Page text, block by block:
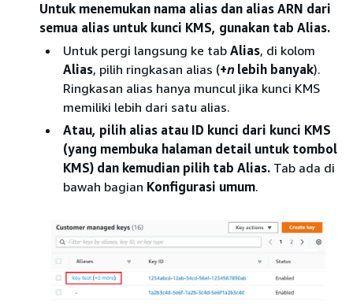
Untuk menemukan nama alias dan alias ARN dari
semua alias untuk kunci KMS, gunakan tab Alias.
Untuk pergi langsung ke tab Alias, di kolom
Alias, pilih ringkasan alias (+n lebih banyak).
Ringkasan alias hanya muncul jika kunci KMS
memiliki lebih dari satu alias.
Atau, pilih alias atau ID kunci dari kunci KMS
(yang membuka halaman detail untuk tombol
KMS) dan kemudian pilih tab Alias. Tab ada di
bawah bagian Konfigurasi umum.